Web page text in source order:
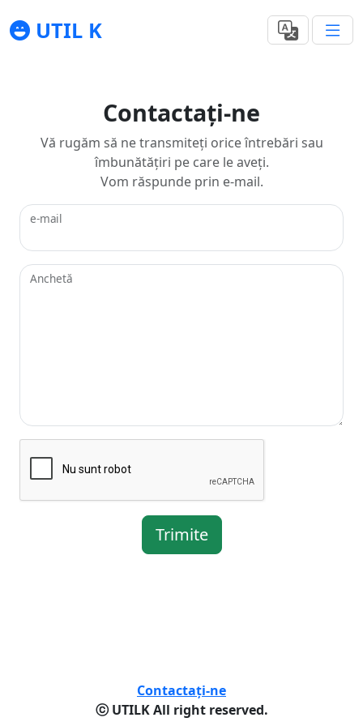
UTIL K
Contactaţi-ne
Vă rugăm să ne transmiteți orice întrebări sau
îmbunătățiri pe care le aveți.
Vom răspunde prin e-mail.
e-mail
Anchetă
Trimite
Contactaţi-ne
ⓒ UTILK All right reserved.